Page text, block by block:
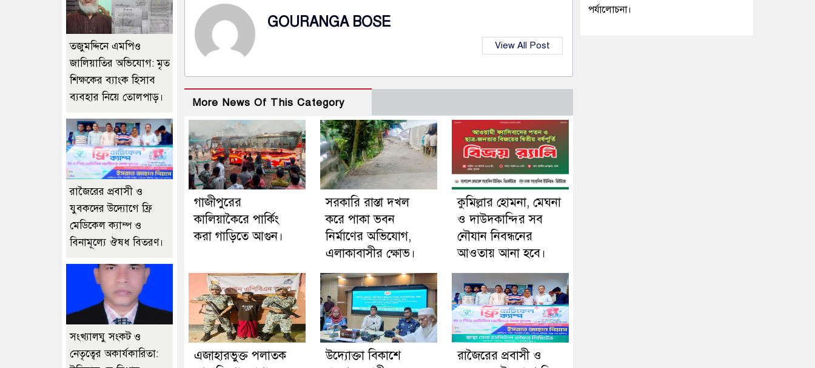
GOURANGA BOSE
View All Post
More News Of This Category
গাজীপুরের
কালিয়াকৈরে পার্কিং
করা গাড়িতে আগুন।
সরকারি রাস্তা দখল
করে পাকা ভবন
নির্মাণের অভিযোগ,
এলাকাবাসীর ক্ষোভ।
কুমিল্লার হোমনা, মেঘনা
ও দাউদকান্দির সব
নৌযান নিবন্ধনের
আওতায় আনা হবে।
এজাহারভুক্ত পলাতক
উদ্যোক্তা বিকাশে
রাজৈরের‌ প্রবাসী ও
তজুমদ্দিনে এমপিও
জালিয়াতির অভিযোগ: মৃত
শিক্ষকের ব্যাংক হিসাব
ব্যবহার নিয়ে তোলপাড়।
রাজৈরের‌ প্রবাসী ও
যুবকদের উদ্যোগে ফ্রি
মেডিকেল ক্যাম্প ও
বিনামূল্যে ঔষধ বিতরণ।
সংখ্যালঘু সংকট ও
নেতৃত্বের অকার্যকারিতা:
পর্যালোচনা।